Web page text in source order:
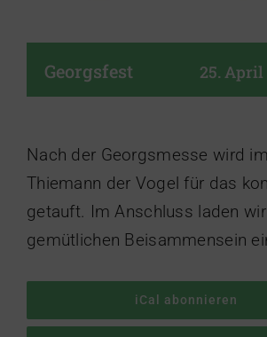
Georgsfest 25. April
Nach der Georgsmesse wird
Thiemann der Vogel für das
getauft. Im Anschluss laden
gemütlichen Beisammensein
iCal abonnieren